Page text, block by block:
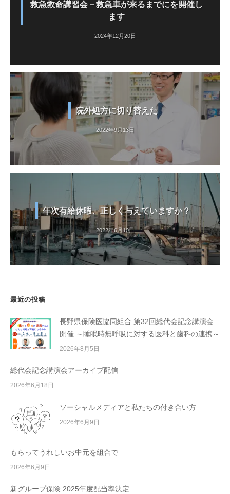
救急救命講習会－救急車が来るまでにを開催し
ます
2024年12月20日
院外処方に切り替えた
2022年9月13日
年次有給休暇、正しく与えていますか？
2022年6月10日
最近の投稿
長野県保険医協同組合 第32回総代会記念講演会
開催 ～睡眠時無呼吸に対する医科と歯科の連携～
2026年8月5日
総代会記念講演会アーカイブ配信
2026年6月18日
ソーシャルメディアと私たちの付き合い方
2026年6月9日
もらってうれしいお中元を組合で
2026年6月9日
新グループ保険 2025年度配当率決定